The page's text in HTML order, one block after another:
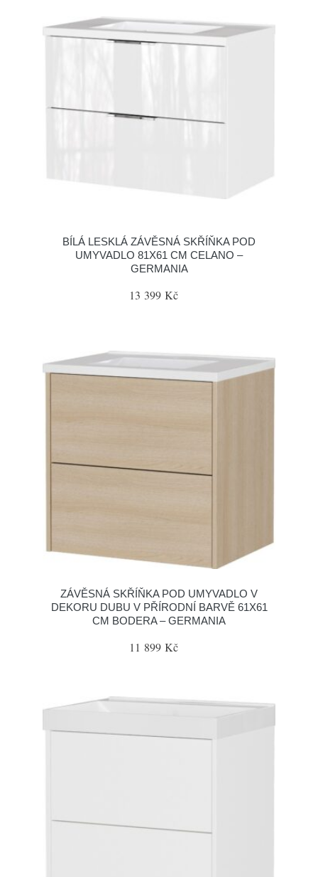
BÍLÁ LESKLÁ ZÁVĚSNÁ SKŘÍŇKA POD
UMYVADLO 81X61 CM CELANO –
GERMANIA
13 399 Kč
ZÁVĚSNÁ SKŘÍŇKA POD UMYVADLO V
DEKORU DUBU V PŘÍRODNÍ BARVĚ 61X61
CM BODERA – GERMANIA
11 899 Kč